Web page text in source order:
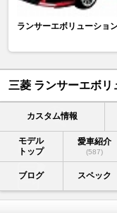
ランサーエボリューショ
三菱 ランサーエボ
カスタム情報
モデル
トップ
愛車紹介
(587)
ブログ スペック